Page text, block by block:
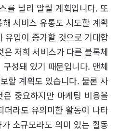
를 널리 알릴 계획입니다. 또
서비스 유통도 시도할 계획
유입이 증가할 것으로 기대합
저희 서비스가 다른 블록체
성돼 있기 때문입니다. 맨체
할 계획도 있습니다. 물론 사
중요하지만 마케팅 비용을
더라도 유의미한 활동이 나타
소규모라도 의미 있는 활동